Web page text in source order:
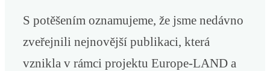
S potěšením oznamujeme, že jsme nedávno
zveřejnili nejnovější publikaci, která
vznikla v rámci projektu Europe-LAND a